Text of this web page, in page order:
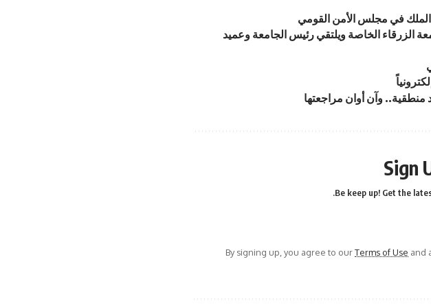
الملك في مجلس الأمن القومي
الزرقاء الخاصة ويلتقي رئيس الجامعة وعميد
منطقية.. وآن أوان مراجعتها
Sign
Be keep up! Get the
By signing up, you agree to ourTerms of Use and